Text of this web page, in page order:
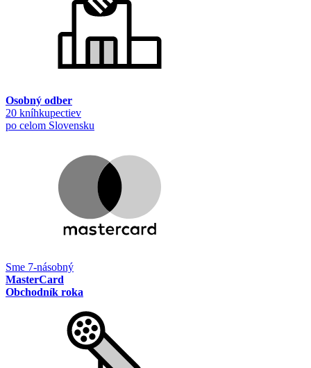
Osobný odber
20 kníhkupectiev
po celom Slovensku
Sme 7-násobný
MasterCard
Obchodník roka